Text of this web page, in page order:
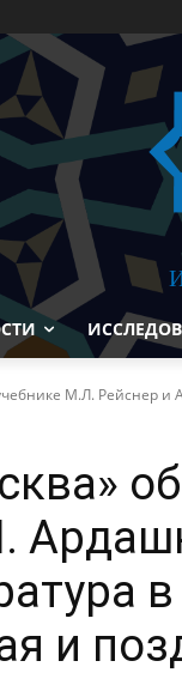
М.Л. Рейснер и
и